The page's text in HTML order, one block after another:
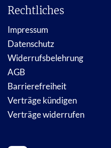
Rechtliches
Impressum
Datenschutz
Widerrufsbelehrung
AGB
Barrierefreiheit
Verträge kündigen
Verträge widerrufen